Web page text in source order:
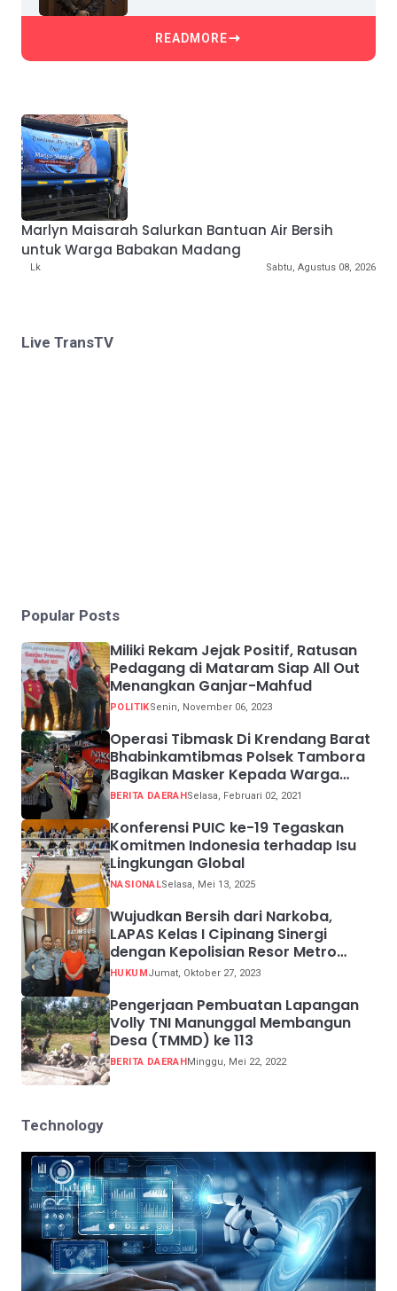
READMORE
Marlyn Maisarah Salurkan Bantuan Air Bersih
untuk Warga Babakan Madang
Lk Sabtu, Agustus 08, 2026
Live TransTV
Popular Posts
Miliki Rekam Jejak Positif, Ratusan
Pedagang di Mataram Siap All Out
Menangkan Ganjar-Mahfud
POLITIKSenin, November 06, 2023
Operasi Tibmask Di Krendang Barat
Bhabinkamtibmas Polsek Tambora
Bagikan Masker Kepada Warga
Pelanggar Prokes
BERITA DAERAHSelasa, Februari 02, 2021
Konferensi PUIC ke-19 Tegaskan
Komitmen Indonesia terhadap Isu
Lingkungan Global
NASIONALSelasa, Mei 13, 2025
Wujudkan Bersih dari Narkoba,
LAPAS Kelas I Cipinang Sinergi
dengan Kepolisian Resor Metro
Jakarta Barat
HUKUMJumat, Oktober 27, 2023
Pengerjaan Pembuatan Lapangan
Volly TNI Manunggal Membangun
Desa (TMMD) ke 113
BERITA DAERAHMinggu, Mei 22, 2022
Technology